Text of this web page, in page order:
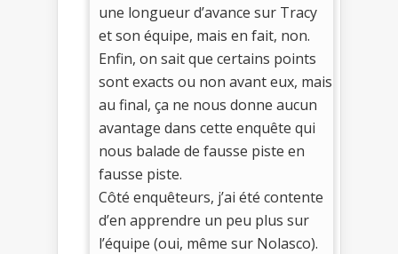
une longueur d’avance sur Tracy
et son équipe, mais en fait, non.
Enfin, on sait que certains points
sont exacts ou non avant eux, mais
au final, ça ne nous donne aucun
avantage dans cette enquête qui
nous balade de fausse piste en
fausse piste.
Côté enquêteurs, j’ai été contente
d’en apprendre un peu plus sur
l’équipe (oui, même sur Nolasco).